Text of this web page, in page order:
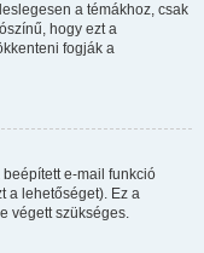
a témákhoz, csak
hogy ezt a
fogják a
e-mail funkció
a lehetőséget). Ez a
végett szükséges.